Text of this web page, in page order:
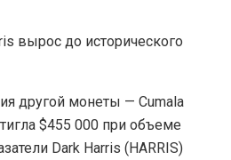
другой монеты — Cumala
$455 000 при объеме
Dark Harris (HARRIS)